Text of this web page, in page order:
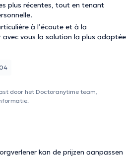
plus récentes, tout en tenant
à l’écoute et à la
vous la solution la plus adaptée
door het Doctoranytime team,
kan de prijzen aanpassen